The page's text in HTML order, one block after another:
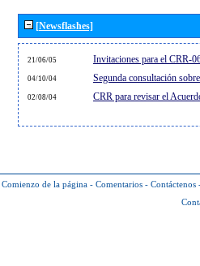
[Newsflashes]
21/06/05 Invitaciones para el CRR-
04/10/04 Segunda consultación
02/08/04 CRR para revisar el
Comienzo de la página - Comentarios - Contáctenos